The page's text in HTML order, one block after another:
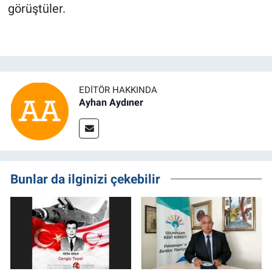
görüştüler.
EDITÖR HAKKINDA
Ayhan Aydıner
Bunlar da ilginizi çekebilir